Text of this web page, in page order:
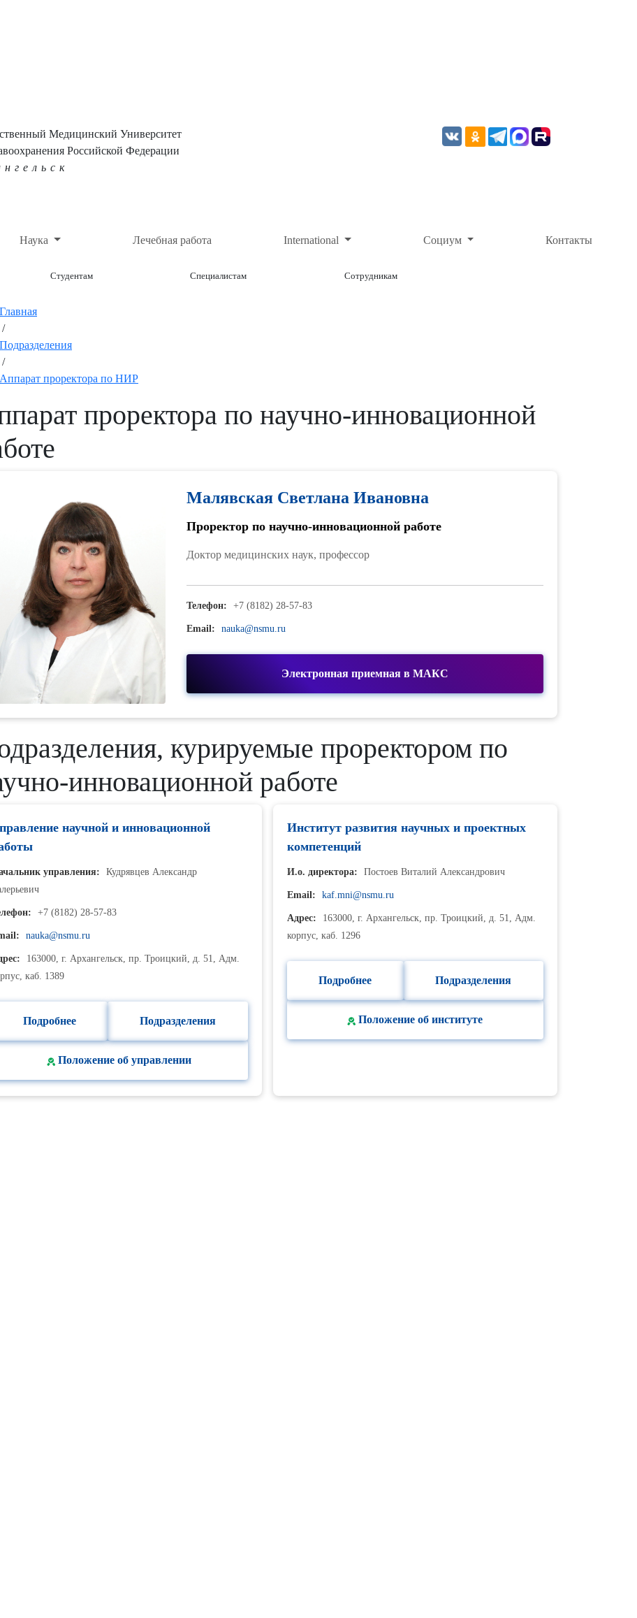
Медицинский Университет
Российской Федерации
Наука Лечебная работа International Социум Контакты
Студентам Специалистам Сотрудникам
Главная
/
Подразделения
/
Аппарат проректора по НИР
проректора по научно-инновационной
Малявская Светлана Ивановна
Проректор по научно-инновационной работе
Доктор медицинских наук, профессор
Телефон: +7 (8182) 28-57-83
Email: nauka@nsmu.ru
Электронная приемная в МАКС
курируемые проректором по
инновационной работе
научной и инновационной
управления:
Кудрявцев Александр
+7 (8182) 28-57-83
nauka@nsmu.ru
163000, г. Архангельск, пр. Троицкий, д. 51, Адм.
каб. 1389
Подробнее Подразделения
Положение об управлении
Институт развития научных и проектных
компетенций
И.о. директора: Постоев Виталий Александрович
Email: kaf.mni@nsmu.ru
Адрес:
163000, г. Архангельск, пр. Троицкий, д. 51, Адм.
корпус, каб. 1296
Подробнее Подразделения
Положение об институте